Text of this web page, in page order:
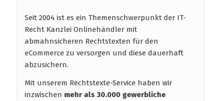
Seit 2004 ist es ein Themenschwerpunkt der IT-
Recht Kanzlei Onlinehändler mit
abmahnsicheren Rechtstexten für den
eCommerce zu versorgen und diese dauerhaft
abzusichern.
Mit unserem Rechtstexte-Service haben wir
inzwischen mehr als 30.000 gewerbliche